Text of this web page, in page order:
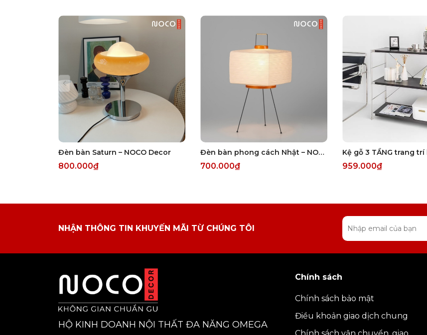
Đèn bàn Saturn – NOCO Decor
800.000₫
Đèn bàn phong cách Nhật – NOCO Decor
700.000₫ 959.000₫
NHẬN THÔNG TIN KHUYẾN MÃI TỪ CHÚNG TÔI
HỘ KINH DOANH NỘI THẤT ĐA NĂNG OMEGA
Chính sách
Chính sách bảo mật
Điều khoản giao dịch chung